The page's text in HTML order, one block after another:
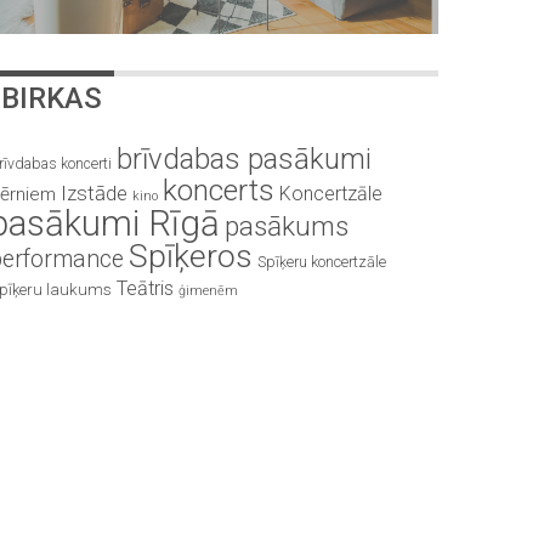
BIRKAS
koncerti brīvdabas pasākumi
Izstāde kino koncerts Koncertzāle
Rīgā pasākums
Spīķeros Spīķeru koncertzāle
laukums Teātris ģimenēm